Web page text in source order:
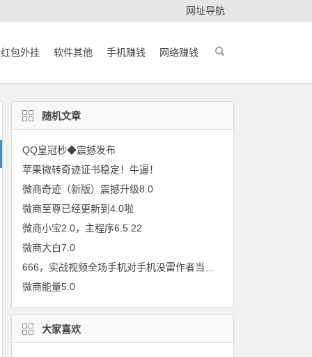
网址导航
红包外挂 软件其他 手机赚钱 网络赚钱
随机文章
QQ皇冠秒◆震撼发布
苹果微转奇迹证书稳定！牛逼！
微商奇迹（新版）震撼升级8.0
微商至尊已经更新到4.0啦
微商小宝2.0，主程序6.5.22
微商大白7.0
微商能量5.0
大家喜欢